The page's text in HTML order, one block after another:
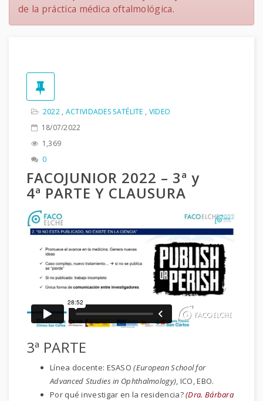
de la práctica médica oftalmológica.
2022, ACTIVIDADES SATÉLITE , VIDEO
18/07/2022
1,369
0
FACOJUNIOR 2022 – 3ª y
4ª PARTE Y CLAUSURA
3ª PARTE
Línea docente: ESASO(European School for
Advanced Studies in Ophthalmology), ICO, EBO.
Por qué investigar en la residencia?(Dra. Bárbara